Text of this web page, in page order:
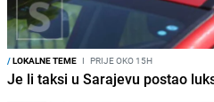
/LOKALNE TEME I PRIJE OKO 15H
Je li taksi u Sarajevu postao